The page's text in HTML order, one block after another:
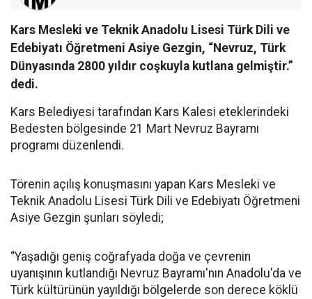
Kars Mesleki ve Teknik Anadolu Lisesi Türk Dili ve
Edebiyatı Öğretmeni Asiye Gezgin, “Nevruz, Türk
Dünyasında 2800 yıldır coşkuyla kutlana gelmiştir.”
dedi.
Kars Belediyesi tarafından Kars Kalesi eteklerindeki
Bedesten bölgesinde 21 Mart Nevruz Bayramı
programı düzenlendi.
Törenin açılış konuşmasını yapan Kars Mesleki ve
Teknik Anadolu Lisesi Türk Dili ve Edebiyatı Öğretmeni
Asiye Gezgin şunları söyledi;
“Yaşadığı geniş coğrafyada doğa ve çevrenin
uyanışının kutlandığı Nevruz Bayramı'nın Anadolu'da ve
Türk kültürünün yayıldığı bölgelerde son derece köklü